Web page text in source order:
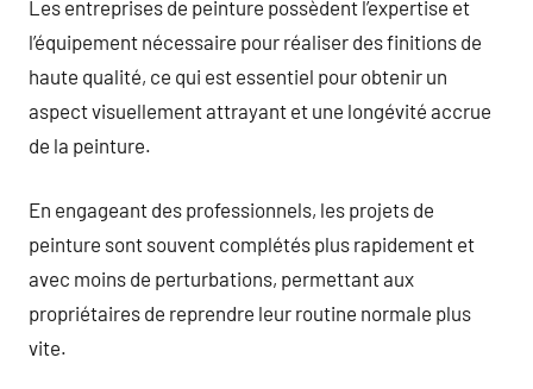
Les entreprises de peinture possèdent l’expertise et
l’équipement nécessaire pour réaliser des finitions de
haute qualité, ce qui est essentiel pour obtenir un
aspect visuellement attrayant et une longévité accrue
de la peinture.
En engageant des professionnels, les projets de
peinture sont souvent complétés plus rapidement et
avec moins de perturbations, permettant aux
propriétaires de reprendre leur routine normale plus
vite.